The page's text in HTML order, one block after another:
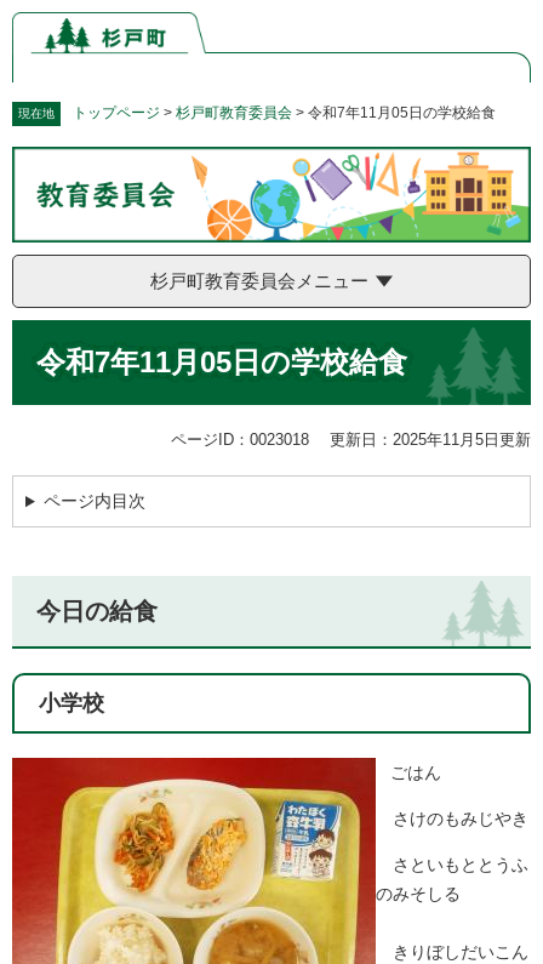
ペ
の
メ
ー
本
現在地 トップページ > 杉戸町教育委員会 > 令和7年11月05日の学校給食
杉戸町教育委員会メニュー
令和7年11月05日の学校給食
ページID：0023018 更新日：2025年11月5日更新
ページ内目次
今日の給食
小学校
ごはん
さけのもみじやき
さといもととうふ
のみそしる
きりぼしだいこん